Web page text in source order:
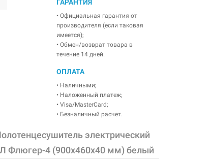
ГАРАНТИЯ
• Официальная гарантия от
производителя (если таковая
имеется);
• Обмен/возврат товара в
течение 14 дней.
ОПЛАТА
• Наличными;
• Наложенный платеж;
• Visa/MasterCard;
• Безналичный расчет.
электрический
Флюгер-4 (900х460х40 мм) белый